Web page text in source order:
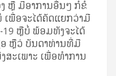
ງ ຫຼື ມີອາການອື່ນໆ ກໍຂໍ
ເພື່ອຈະໄດ້ຄັດແຍກວ່າມີ
19 ຫຼືບໍ່ ພ້ອມທັງຈະໄດ້
ອ ຫຼືວ່ ບັນດາທ່ານທີ່ມີ
ະເພາະ ເພື່ອທຳການ